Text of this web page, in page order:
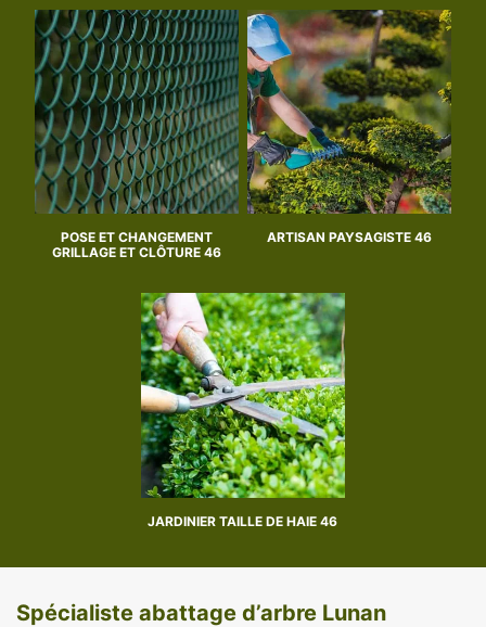
POSE ET CHANGEMENT
GRILLAGE ET CLÔTURE 46
ARTISAN PAYSAGISTE 46
JARDINIER TAILLE DE HAIE 46
Spécialiste abattage d’arbre Lunan